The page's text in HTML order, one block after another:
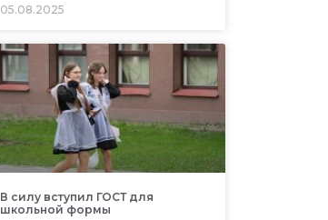
05.08.2025
В силу вступил ГОСТ для
школьной формы